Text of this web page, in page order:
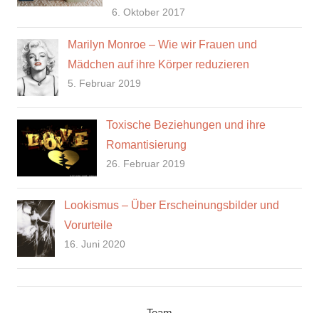
6. Oktober 2017
Marilyn Monroe – Wie wir Frauen und
Mädchen auf ihre Körper reduzieren
5. Februar 2019
Toxische Beziehungen und ihre
Romantisierung
26. Februar 2019
Lookismus – Über Erscheinungsbilder und
Vorurteile
16. Juni 2020